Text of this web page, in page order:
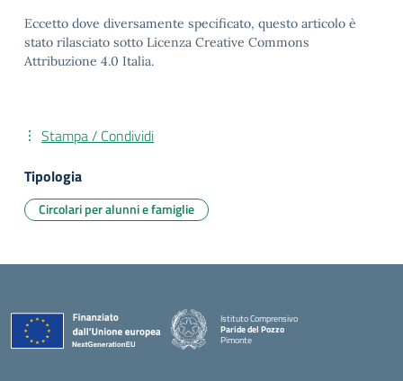
Eccetto dove diversamente specificato, questo articolo è
stato rilasciato sotto Licenza Creative Commons
Attribuzione 4.0 Italia.
Stampa / Condividi
Tipologia
Circolari per alunni e famiglie
Istituto Comprensivo
Paride del Pozzo
Pimonte